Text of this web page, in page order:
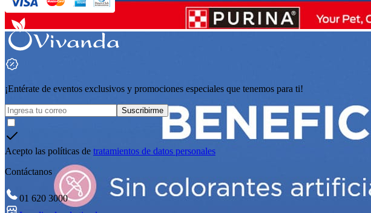
¡Entérate de eventos exclusivos y promociones especiales que tenemos para ti!
Suscribirme
Acepto las políticas de tratamientos de datos personales
Contáctanos
01 620 3000